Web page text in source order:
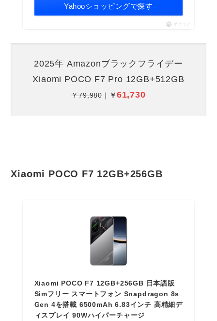
Yahooショッピングで探す
ポチップ
2025年 Amazonブラックフライデー
Xiaomi POCO F7 Pro 12GB+512GB
￥79,980 ｜ ￥61,730
Xiaomi POCO F7 12GB+256GB
Xiaomi POCO F7 12GB+256GB 日本語版
Simフリー スマートフォン Snapdragon 8s
Gen 4を搭載 6500mAh 6.83インチ 高精細デ
ィスプレイ 90Wハイパーチャージ